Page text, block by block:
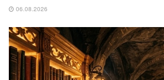
06.08.2026